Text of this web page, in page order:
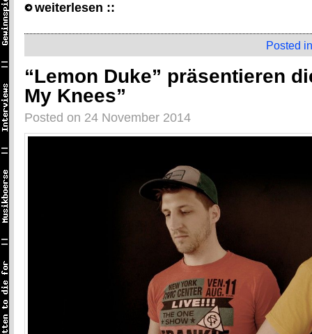
weiterlesen ::
Posted
“Lemon Duke” präsentieren
My Knees”
Posted on 24 November 2014